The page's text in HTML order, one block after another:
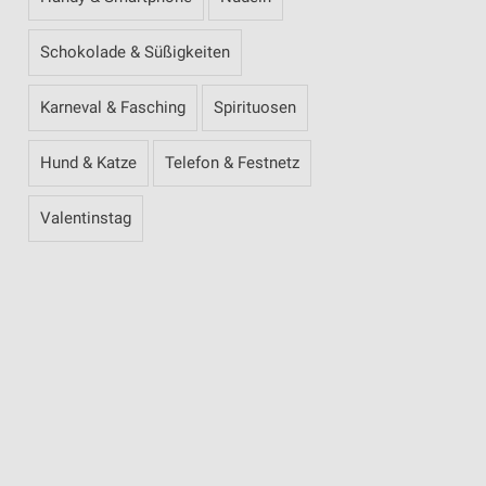
Schokolade & Süßigkeiten
Karneval & Fasching Spirituosen
Hund & Katze Telefon & Festnetz
Valentinstag